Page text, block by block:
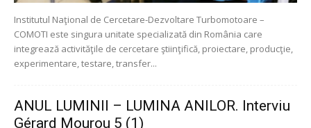
Institutul Naţional de Cercetare-Dezvoltare Turbomotoare –
COMOTI este singura unitate specializată din România care
integrează activităţile de cercetare ştiinţifică, proiectare, producţie,
experimentare, testare, transfer...
ANUL LUMINII – LUMINA ANILOR. Interviu
Gérard Mourou 5 (1)